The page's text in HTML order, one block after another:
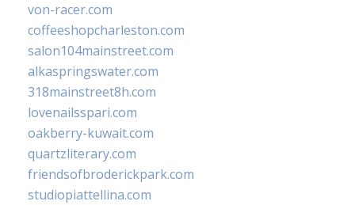
von-racer.com
coffeeshopcharleston.com
salon104mainstreet.com
alkaspringswater.com
318mainstreet8h.com
lovenailsspari.com
oakberry-kuwait.com
quartzliterary.com
friendsofbroderickpark.com
studiopiattellina.com